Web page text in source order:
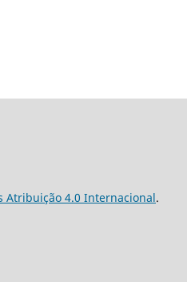
Atribuição 4.0 Internacional.